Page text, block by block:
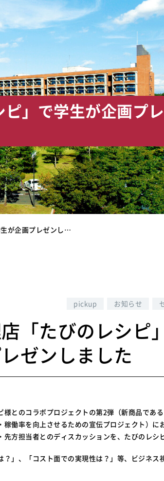
」で学生が企画プ
が企画プレゼンし…
pickup お知らせ
「たびのレシピ
ゼンしました
様とのコラボプロジェクトの第2弾（新商品であ
稼働率を向上させるための宣伝プロジェクト）
先方担当者とのディスカッションを、たびのレシ
？」、「コスト面での実現性は？」等、ビジネス